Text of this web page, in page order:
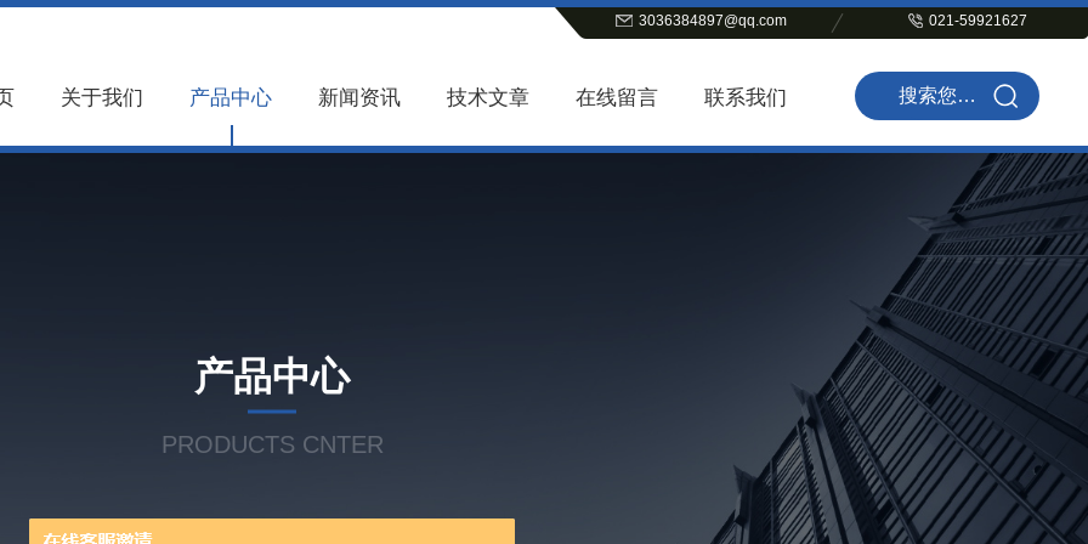
3036384897@qq.com 021-59921627
关于我们 产品中心 新闻资讯 技术文章 在线留言 联系我们
产品中心
PRODUCTS CNTER